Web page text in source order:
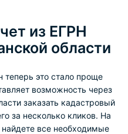
из ЕГРН
области
теперь это стало проще
возможность через
заказать кадастровый
за несколько кликов. На
все необходимые